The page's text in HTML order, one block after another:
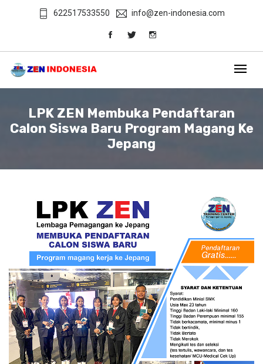
622517533550 info@zen-indonesia.com
LPK ZEN Membuka Pendaftaran
Calon Siswa Baru Program Magang Ke
Jepang